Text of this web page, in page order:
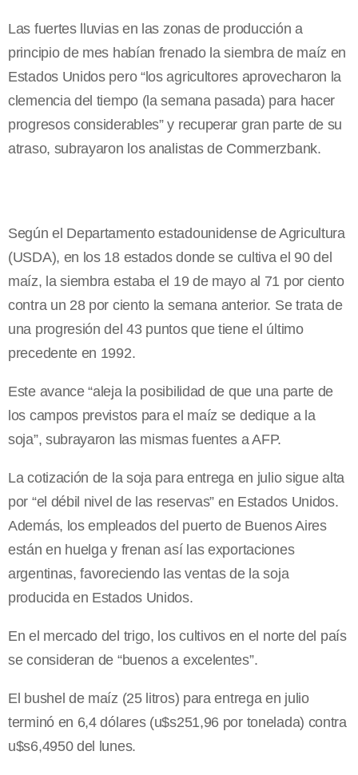
Las fuertes lluvias en las zonas de producción a
principio de mes habían frenado la siembra de maíz en
Estados Unidos pero “los agricultores aprovecharon la
clemencia del tiempo (la semana pasada) para hacer
progresos considerables” y recuperar gran parte de su
atraso, subrayaron los analistas de Commerzbank.
Según el Departamento estadounidense de Agricultura
(USDA), en los 18 estados donde se cultiva el 90 del
maíz, la siembra estaba el 19 de mayo al 71 por ciento
contra un 28 por ciento la semana anterior. Se trata de
una progresión del 43 puntos que tiene el último
precedente en 1992.
Este avance “aleja la posibilidad de que una parte de
los campos previstos para el maíz se dedique a la
soja”, subrayaron las mismas fuentes a AFP.
La cotización de la soja para entrega en julio sigue alta
por “el débil nivel de las reservas” en Estados Unidos.
Además, los empleados del puerto de Buenos Aires
están en huelga y frenan así las exportaciones
argentinas, favoreciendo las ventas de la soja
producida en Estados Unidos.
En el mercado del trigo, los cultivos en el norte del país
se consideran de “buenos a excelentes”.
El bushel de maíz (25 litros) para entrega en julio
terminó en 6,4 dólares (u$s251,96 por tonelada) contra
u$s6,4950 del lunes.